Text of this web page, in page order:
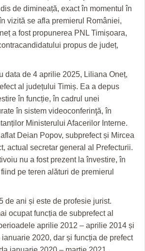
TIMIŞ
de dimineață, exact în momentul în
vizită se afla premierul României,
a fost propunerea PNL Timișoara,
propus de județ,
data de 4 aprilie 2025, Liliana Oneț,
al județului Timiș. Ea a depus
în funcție, în cadrul unei
în sistem videoconferinţă, în
Ministerului Afacerilor Interne.
Deian Popov, subprefect și Mircea
actual secretar general al Prefecturii.
nu a fost prezent la învestire, în
pe teren alături de premierul
de ani și este de profesie jurist.
ocupat funcția de subprefect al
aprilie 2012 – aprilie 2014 și
2020, dar și funcția de prefect